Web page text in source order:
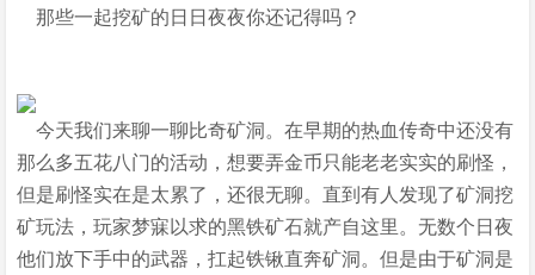
那些一起挖矿的日日夜夜你还记得吗？
今天我们来聊一聊比奇矿洞。在早期的热血传奇中还没有
那么多五花八门的活动，想要弄金币只能老老实实的刷怪，
但是刷怪实在是太累了，还很无聊。直到有人发现了矿洞挖
矿玩法，玩家梦寐以求的黑铁矿石就产自这里。无数个日夜
他们放下手中的武器，扛起铁锹直奔矿洞。但是由于矿洞是